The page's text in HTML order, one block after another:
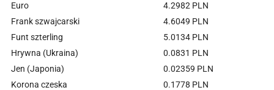
Euro
4.2982 PLN
Frank szwajcarski
4.6049 PLN
Funt szterling
5.0134 PLN
Hrywna (Ukraina)
0.0831 PLN
Jen (Japonia)
0.02359 PLN
Korona czeska
0.1778 PLN